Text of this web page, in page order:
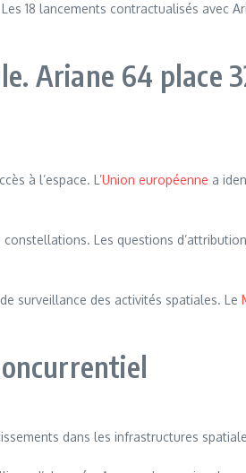
18 lancements contractualisés avec
Ariane 64 place
à l’espace. L’Union européenne a
Les questions
surveillance des activités spatiales. Le
dans les infrastructures